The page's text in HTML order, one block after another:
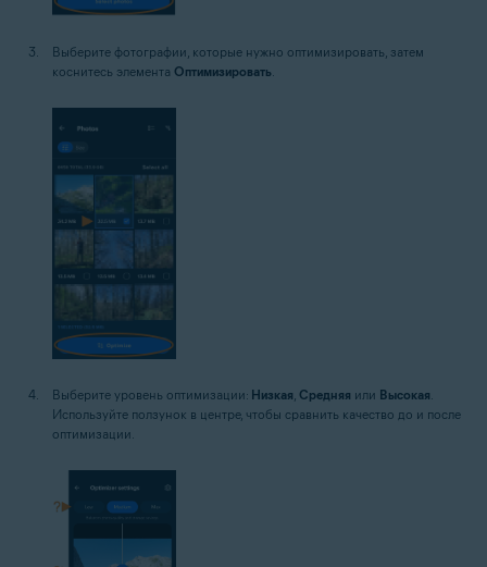
Выберите фотографии, которые нужно оптимизировать, затем
коснитесь элемента Оптимизировать
Выберите уровень оптимизации: Низкая, Средняя или Высокая.
Используйте ползунок в центре, чтобы сравнить качество до и после
оптимизации.